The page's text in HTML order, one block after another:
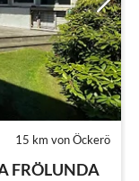
15 km von Öckerö
FRÖLUNDA